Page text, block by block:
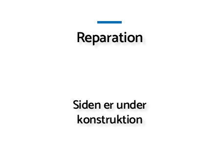
Reparation
Siden er under
konstruktion